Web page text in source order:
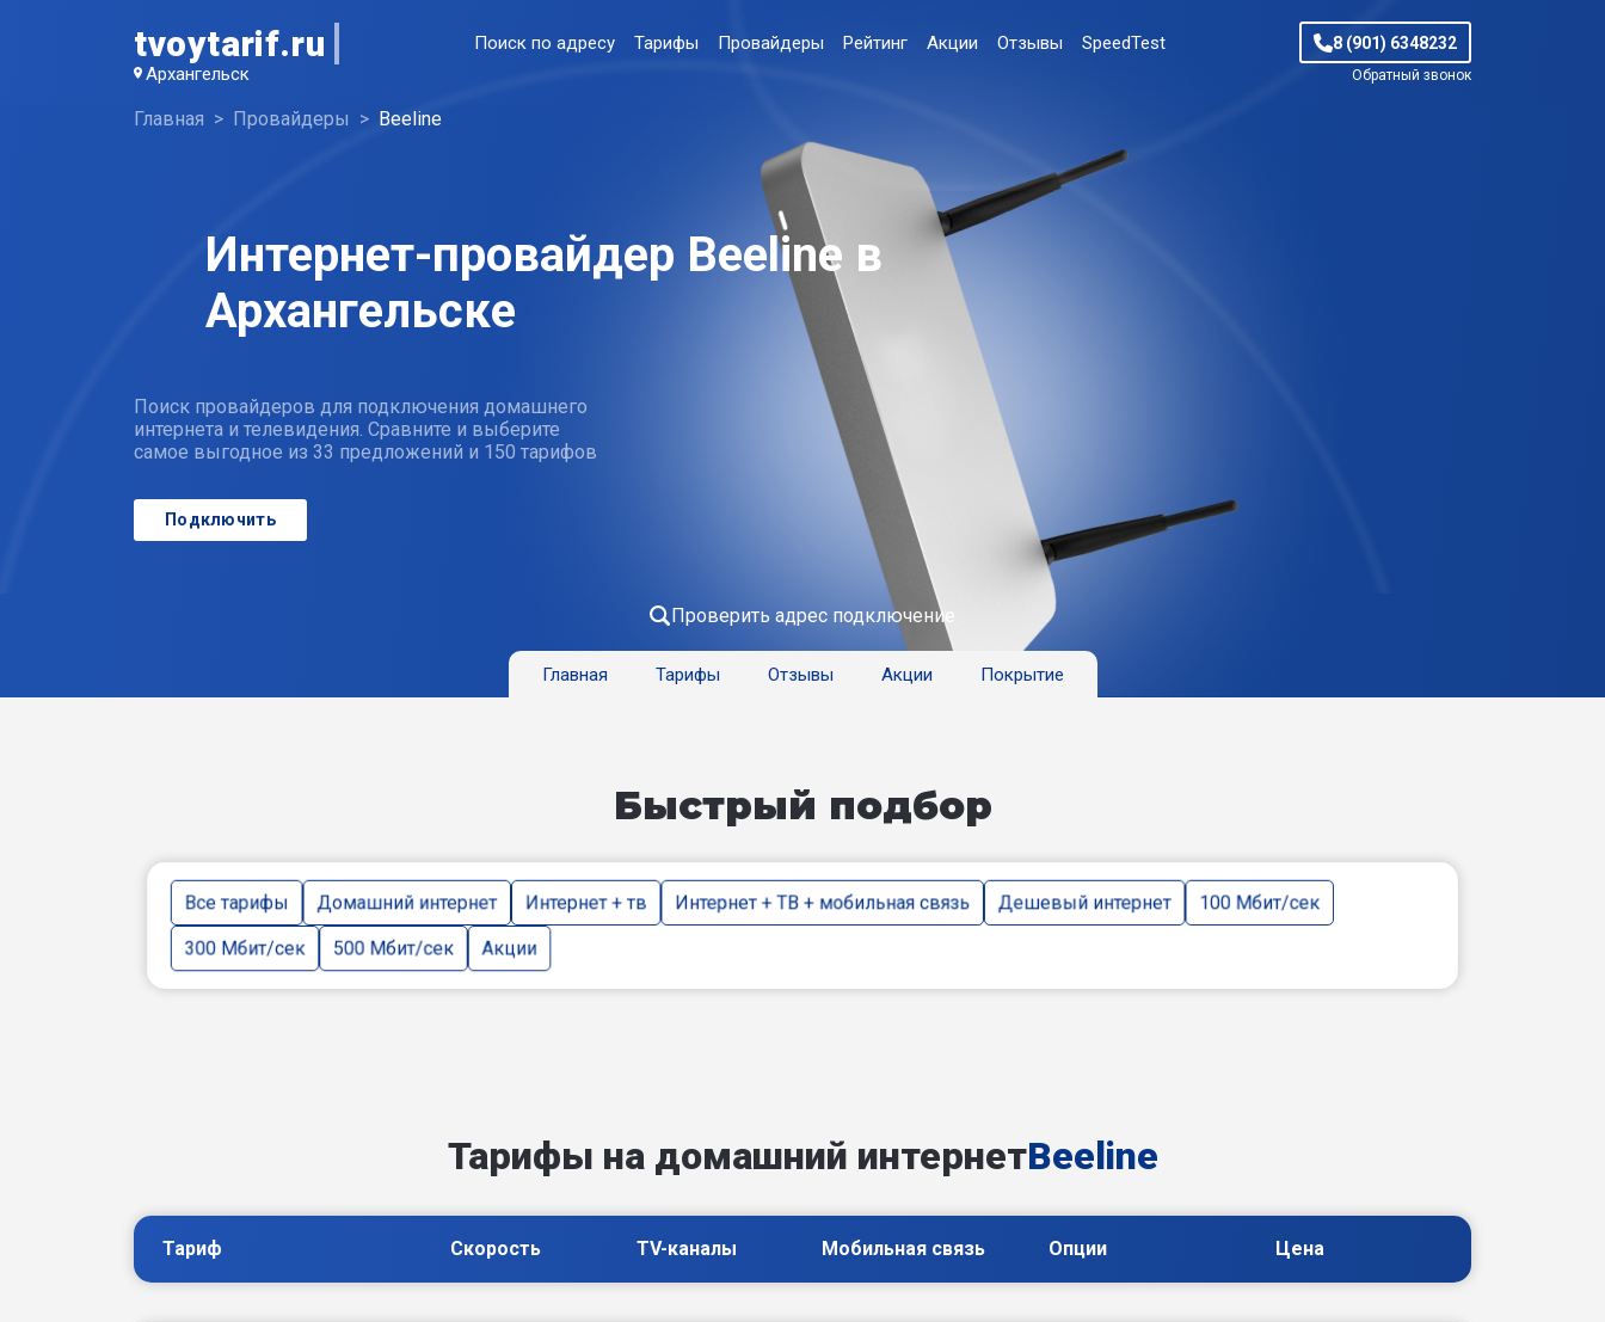
tvoytarif.ru
Архангельск
Поиск по адресу Тарифы Провайдеры Рейтинг Акции Отзывы SpeedTest 8 (901) 6348232
Обратный звонок
Главная Провайдеры Beeline
Интернет-провайдер Beeline в
Архангельске
Поиск провайдеров для подключения домашнего
интернета и телевидения. Сравните и выберите
самое выгодное из 33 предложений и 150 тарифов
Подключить
Проверить адрес подключение
Главная Тарифы Отзывы Акции Покрытие
Быстрый подбор
Все тарифы Домашний интернет Интернет + тв Интернет + ТВ + мобильная связь Дешевый интернет 100 Мбит/сек
300 Мбит/сек 500 Мбит/сек Акции
Тарифы на домашний интернетBeeline
Тариф Скорость TV-каналы Мобильная связь Опции Цена